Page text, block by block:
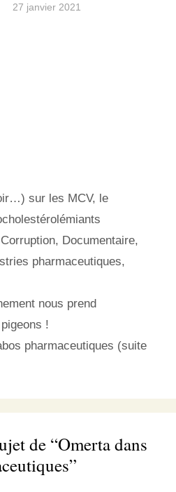
fautes d’orthographe ou
27 janvier 2021
sur les MCV, le
Corruption, Documentaire,
pharmaceutiques,
nous prend
!
pharmaceutiques (suite
de “Omerta dans